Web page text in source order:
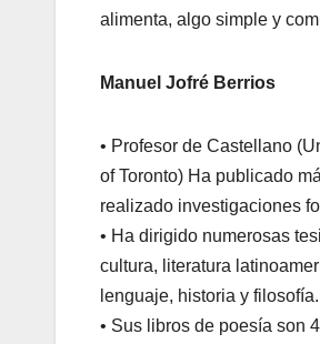
alimenta, algo simple y
Manuel Jofré Berrios
• Profesor de Castellano
of Toronto) Ha publicado
realizado investigaciones
• Ha dirigido numerosas
cultura, literatura
lenguaje, historia y filosofía.
• Sus libros de poesía son